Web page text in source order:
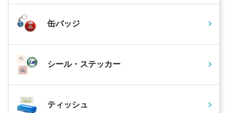
缶バッジ
シール・ステッカー
ティッシュ